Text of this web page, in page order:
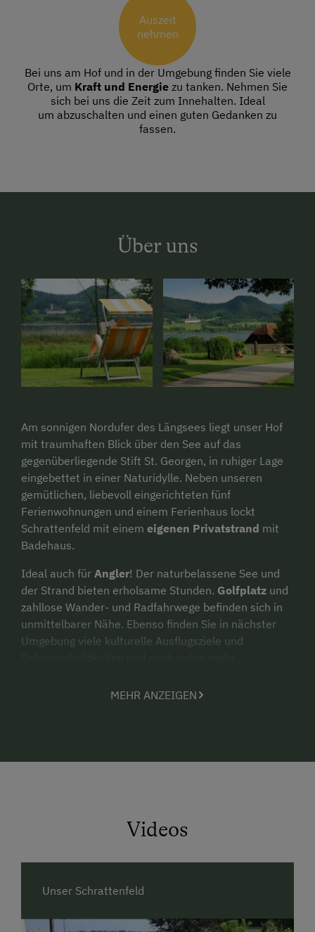
Auszeit
nehmen
Bei uns am Hof und in der Umgebung finden Sie viele
Orte, um Kraft und Energie zu tanken. Nehmen Sie
sich bei uns die Zeit zum Innehalten. Ideal
um abzuschalten und einen guten Gedanken zu
fassen.
Über uns
Am sonnigen Nordufer des Längsees liegt unser Hof
mit traumhaften Blick über den See auf das
gegenüberliegende Stift St. Georgen, in ruhiger Lage
eingebettet in einer Naturidylle. Neben unseren
gemütlichen, liebevoll eingerichteten fünf
Ferienwohnungen und einem Ferienhaus lockt
Schrattenfeld mit einem eigenen Privatstrand mit
Badehaus.
Ideal auch für Angler! Der naturbelassene See und
der Strand bieten erholsame Stunden. Golfplatz und
zahllose Wander- und Radfahrwege befinden sich in
unmittelbarer Nähe. Ebenso finden Sie in nächster
Umgebung viele kulturelle Ausflugsziele und
Kraft und Energiezu tanken. Nehmen Sie
Betrieb und besuchen Sie unsere Webseite unter
MEHR ANZEIGEN
Videos
Unser Schrattenfeld